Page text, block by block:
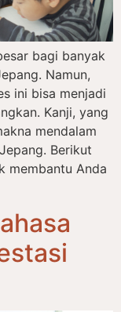
bagi banyak
Namun,
ini bisa menjadi
Kanji, yang
mendalam
Berikut
membantu Anda